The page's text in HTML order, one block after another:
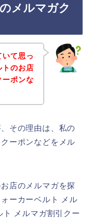
メルマガク
て思っ
トのお店
ーポンな
その理由は、私の
ーポンなどをメル
店のメルマガを探
ーカーベルト メル
メルマガ割引クー